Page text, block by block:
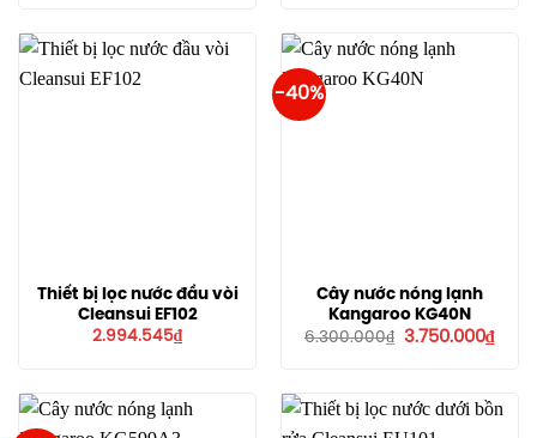
34.200.000₫.
Thiết bị lọc nước đầu vòi
Cleansui EF102
2.994.545₫
-40%
Cây nước nóng lạnh
Kangaroo KG40N
6.300.000₫ Giá
3.750.000₫Giá
hiện